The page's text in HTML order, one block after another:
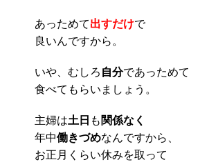
あっためて出すだけで
良いんですから。
いや、むしろ 自分であっためて
食べてもらいましょう。
主婦は土日 も 関係なく
年中働きづめなんですから、
お正月くらい休みを取って